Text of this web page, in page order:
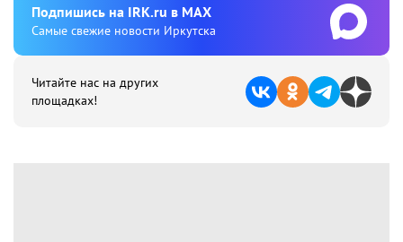
Подпишиcь на IRK.ru в MAX
Cамые свежие новости Иркутска
Читайте нас на других
площадках!